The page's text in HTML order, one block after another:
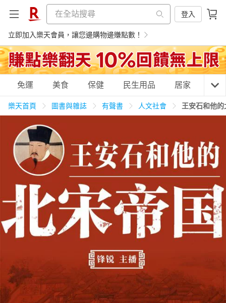
登入
立即加入樂天會員，讓您邊購物邊賺點數！
購物網分類
天天免運
居家生活 3C家電 運動休閒 親子玩具
女裝 男裝 化妝保養 情趣用品
電子/紙本書
HOT
免運 美食 保健 民生用品 居家 3C
樂天首頁 圖書與雜誌 有聲書 人文社會 王安石和他